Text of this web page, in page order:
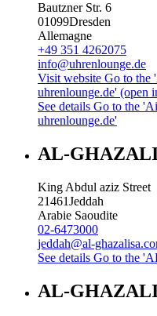
Bautzner Str. 6
01099Dresden
Allemagne
+49 351 4262075
info@uhrenlounge.de
Visit website Go to the
uhrenlounge.de' (open
See details Go to the
uhrenlounge.de'
AL-
King Abdul aziz Street
21461Jeddah
Arabie Saoudite
02-6473000
jeddah@al-
See details Go to the
AL-